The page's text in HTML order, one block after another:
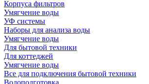
Корпуса фильтров
Умягчение воды
УФ системы
Наборы для анализа воды
Умягчение воды
Для бытовой техники
Для коттеджей
Умягчение воды
Все для подключения бытовой техники
Водоподготовка